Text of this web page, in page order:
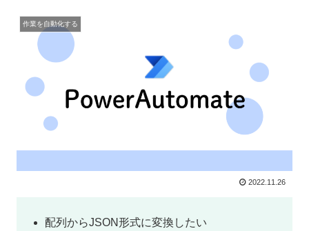
作業を自動化する
2022.11.26
配列からJSON形式に変換したい